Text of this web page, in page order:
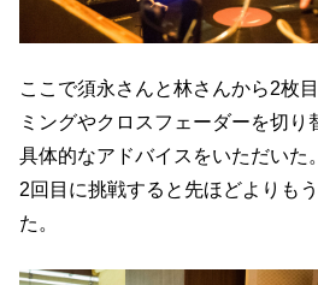
ここで須永さんと林さんから2枚
ミングやクロスフェーダーを切り
具体的なアドバイスをいただいた
2回目に挑戦すると先ほどよりも
た。